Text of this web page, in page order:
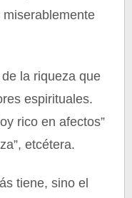
la riqueza que
espirituales.
rico en afectos”
etcétera.
tiene, sino el